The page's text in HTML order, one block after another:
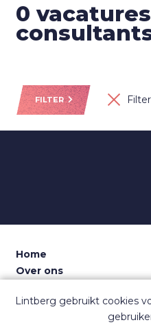
0
FILTER
Home
Over ons
Dashboard
Lintberg gebruikt cookies